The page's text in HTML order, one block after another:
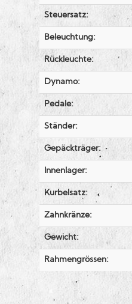
Steuersatz:
Beleuchtung:
Rückleuchte:
Dynamo:
Pedale:
Ständer:
Gepäckträger:
Innenlager:
Kurbelsatz:
Zahnkränze:
Gewicht:
Rahmengrössen: